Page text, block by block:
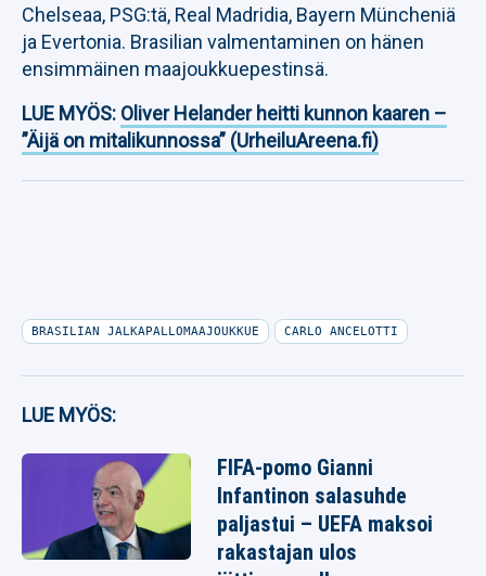
Chelseaa, PSG:tä, Real Madridia, Bayern Müncheniä
ja Evertonia. Brasilian valmentaminen on hänen
ensimmäinen maajoukkuepestinsä.
LUE MYÖS: Oliver Helander heitti kunnon kaaren –
”Äijä on mitalikunnossa” (UrheiluAreena.fi)
BRASILIAN JALKAPALLOMAAJOUKKUE CARLO ANCELOTTI
LUE MYÖS:
FIFA-pomo Gianni
Infantinon salasuhde
paljastui – UEFA maksoi
rakastajan ulos